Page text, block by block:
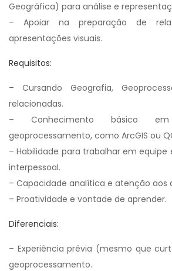
Geográfica) para análise e
– Apoiar na preparação de
apresentações visuais.
Requisitos:
– Cursando Geografia,
relacionadas.
– Conhecimento básico
geoprocessamento, como ArcGIS ou
– Habilidade para trabalhar em
interpessoal.
– Capacidade analítica e atenção aos
– Proatividade e vontade de aprender.
Diferenciais:
– Experiência prévia (mesmo que
geoprocessamento.